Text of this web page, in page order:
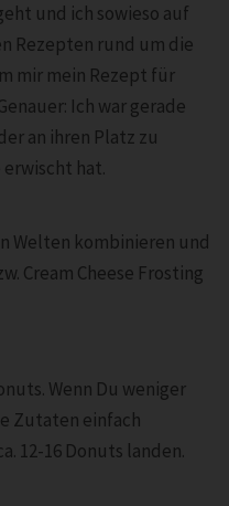
und ich sowieso auf
Rezepten rund um die
mir mein Rezept für
Ich war gerade
an ihren Platz zu
erwischt hat.
Welten kombinieren und
Cream Cheese Frosting
Wenn Du weniger
Zutaten einfach
12-16 Donuts landen.